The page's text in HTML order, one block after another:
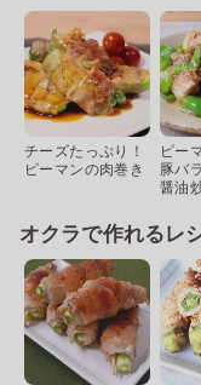
チーズたっぷり！
ピーマンの肉巻き
ピー
豚バ
醤油
オクラで作れるレ